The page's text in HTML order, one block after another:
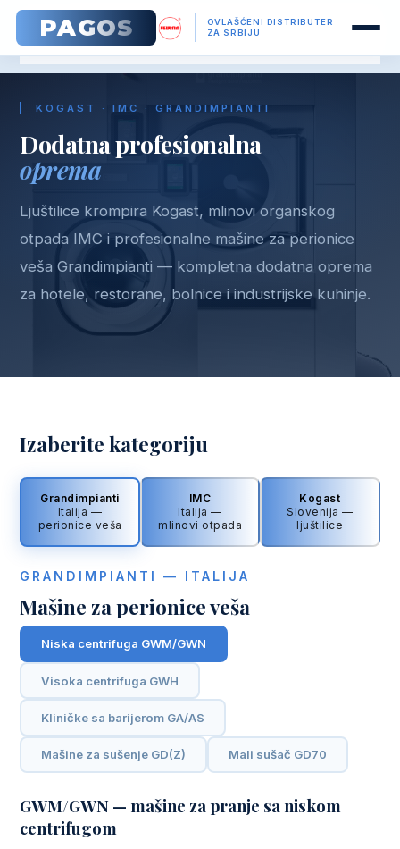
PAGOS
OVLAŠĆENI DISTRIBUTER
ZA SRBIJU
Početna
Dodatna oprema
KOGAST · IMC · GRANDIMPIANTI
Dodatna profesionalna
oprema
Ljuštilice krompira Kogast, mlinovi organskog
otpada IMC i profesionalne mašine za perionice
veša Grandimpianti — kompletna dodatna oprema
za hotele, restorane, bolnice i industrijske kuhinje.
Izaberite kategoriju
Grandimpianti
Italija —
perionice veša
IMC
Italija —
mlinovi otpada
Kogast
Slovenija —
ljuštilice
GRANDIMPIANTI — ITALIJA
Mašine za perionice veša
Niska centrifuga GWM/GWN
Visoka centrifuga GWH
Kliničke sa barijerom GA/AS
Mašine za sušenje GD(Z) Mali sušač GD70
GWM/GWN — mašine za pranje sa niskom
centrifugom